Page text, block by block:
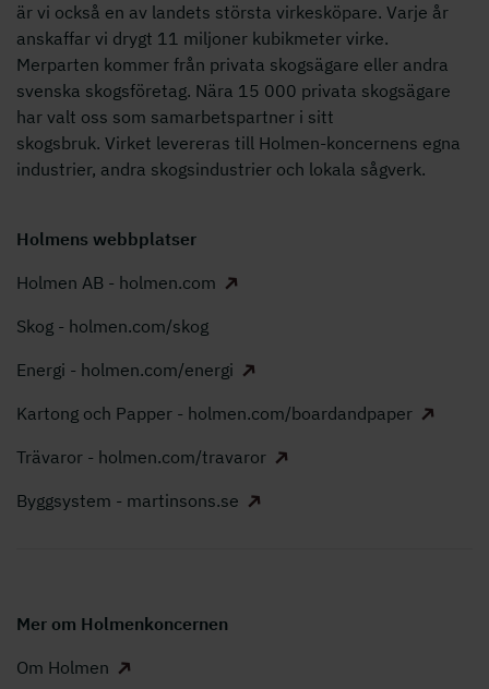
är vi också en av landets största virkesköpare. Varje år
anskaffar vi drygt 11 miljoner kubikmeter virke.
Merparten kommer från privata skogsägare eller andra
svenska skogsföretag. Nära 15 000 privata skogsägare
har valt oss som samarbetspartner i sitt
skogsbruk. Virket levereras till Holmen-koncernens egna
industrier, andra skogsindustrier och lokala sågverk.
Holmens webbplatser
Holmen AB - holmen.com
Skog - holmen.com/skog
Energi - holmen.com/energi
Kartong och Papper - holmen.com/boardandpaper
Trävaror - holmen.com/travaror
Byggsystem - martinsons.se
Mer om Holmenkoncernen
Om Holmen